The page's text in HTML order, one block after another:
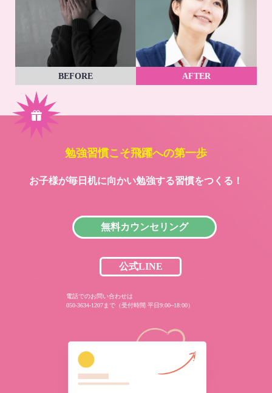
BEFORE AFTER
勉強習慣こそ飛躍への第一歩
お子様が毎日机に向かい勉強する習慣をつくる！
無料カウンセリング
公式LINE
電話でのお問い合わせは
050-3634-1207まで（受付時間 平日9:00~18:00）